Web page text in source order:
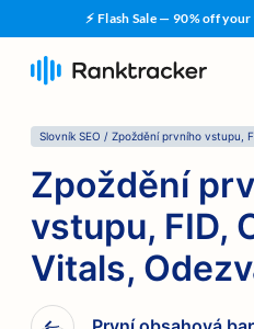
⚡ Flash Sale — 90% off
Slovník SEO / Zpoždění prvního vstupu,
Zpoždění
vstupu, FID,
Vitals,